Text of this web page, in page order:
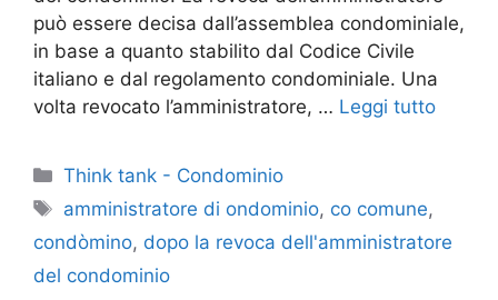
può essere decisa dall’assemblea condominiale,
in base a quanto stabilito dal Codice Civile
italiano e dal regolamento condominiale. Una
volta revocato l’amministratore, … Leggi tutto
Categorie
Think tank - Condominio
Tag
amministratore di ondominio, co comune,
condòmino, dopo la revoca dell'amministratore
del condominio